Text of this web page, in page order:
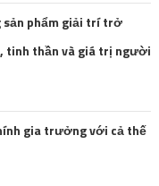
sản phẩm giải trí trở
tinh thần và giá trị người
gia trưởng với cả thế